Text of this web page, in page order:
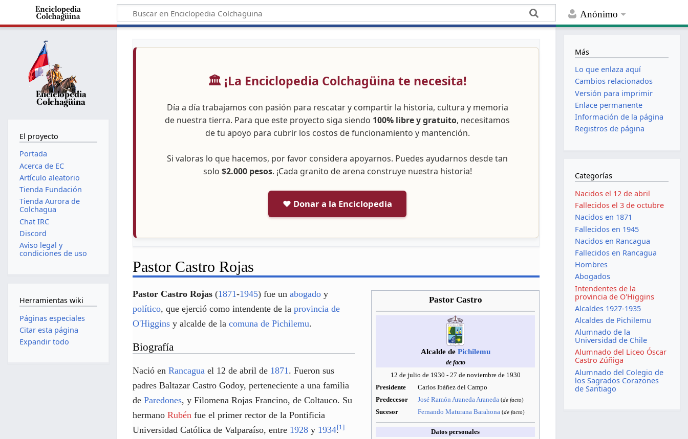
Anónimo
🏛️ ¡La Enciclopedia Colchagüina te necesita!
Día a día trabajamos con pasión para rescatar y compartir la historia, cultura y memoria
de nuestra tierra. Para que este proyecto siga siendo 100% libre y gratuito, necesitamos
de tu apoyo para cubrir los costos de funcionamiento y mantención.
Si valoras lo que hacemos, por favor considera apoyarnos. Puedes ayudarnos desde tan
solo $2.000 pesos. ¡Cada granito de arena construye nuestra historia!
❤️ Donar a la Enciclopedia
Pastor Castro Rojas
Pastor Castro
Alcalde de Pichilemu
de facto
12 de julio de 1930 - 27 de noviembre de 1930
Presidente
Carlos Ibáñez del Campo
Predecesor
José Ramón Araneda Araneda (de facto)
Sucesor Fernando Maturana Barahona (de facto)
Datos personales
Pastor Castro Rojas (1871-1945) fue unabogado y
político, que ejerció como intendente de laprovincia de
O'Higgins y alcalde de lacomuna de Pichilemu.
Biografía
Nació enRancagua el 12 de abril de 1871 . Fueron sus
padres Baltazar Castro Godoy, perteneciente a una familia
deParedones, y Filomena Rojas Francino, de Coltauco. Su
hermanoRubén fue el primer rector de la Pontificia
Universidad Católica de Valparaíso, entre 1928 y 1934.[1]
El proyecto
Portada
Acerca de EC
Artículo aleatorio
Tienda Fundación
Tienda Aurora de
Colchagua
Chat IRC
Discord
Aviso legal y
condiciones de uso
Herramientas wiki
Páginas especiales
Citar esta página
Expandir todo
Más
Lo que enlaza aquí
Cambios relacionados
Versión para imprimir
Enlace permanente
Información de la página
Registros de página
Categorías
Nacidos el 12 de abril
Fallecidos el 3 de octubre
Nacidos en 1871
Fallecidos en 1945
Nacidos en Rancagua
Fallecidos en Rancagua
Hombres
Abogados
Intendentes de la
provincia de O'Higgins
Alcaldes 1927-1935
Alcaldes de Pichilemu
Alumnado de la
Universidad de Chile
Alumnado del Liceo Óscar
Castro Zúñiga
Alumnado del Colegio de
los Sagrados Corazones
de Santiago